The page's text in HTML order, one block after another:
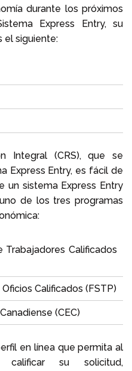
durante los próximos
Express Entry, su
el siguiente:
Integral (CRS), que se
Express Entry, es fácil de
un sistema Express Entry
de los tres programas
Trabajadores Calificados
Calificados (FSTP)
(CEC)
en línea que permita al
calificar su solicitud,